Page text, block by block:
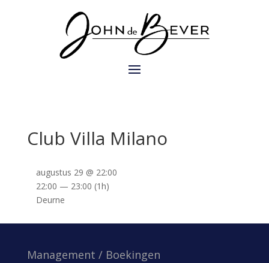
Club Villa Milano
augustus 29 @ 22:00
22:00 — 23:00 (1h)
Deurne
Management / Boekingen